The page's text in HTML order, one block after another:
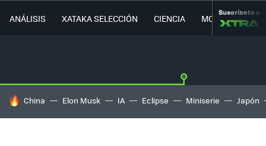
ANÁLISIS XATAKA SELECCIÓN CIENCIA MOVILIDAD
Suscríbete a
HOY SE HABLA DE
China Elon Musk IA Eclipse Miniserie Japón